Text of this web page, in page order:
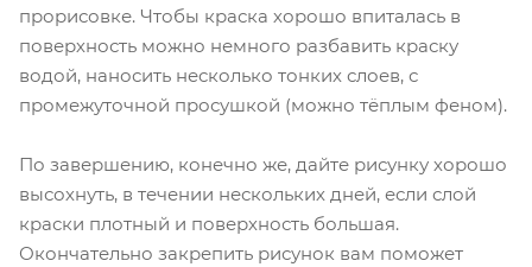
прорисовке. Чтобы краска хорошо впиталась в
поверхность можно немного разбавить краску
водой, наносить несколько тонких слоев, с
промежуточной просушкой (можно тёплым феном).
По завершению, конечно же, дайте рисунку хорошо
высохнуть, в течении нескольких дней, если слой
краски плотный и поверхность большая.
Окончательно закрепить рисунок вам поможет